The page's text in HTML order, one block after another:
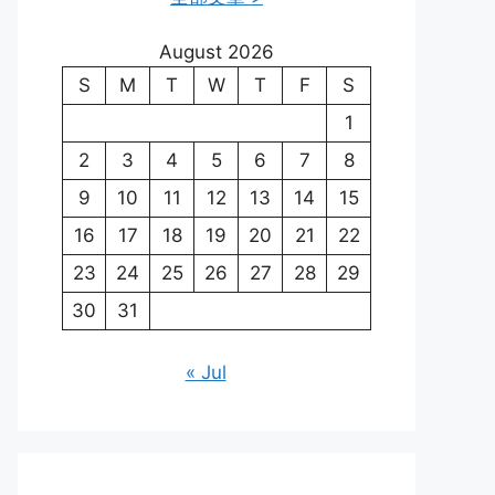
August 2026
S
M T W T F
S
1
2
3 4 5 6 7
8
9
10 11 12 13 14
15
16
17 18 19 20 21
22
23
24 25 26 27 28
29
30
31
« Jul